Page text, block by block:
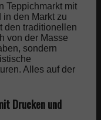
Teppichmarkt mit
in den Markt zu
den traditionellen
von der Masse
sondern
Alles auf der
Drucken und